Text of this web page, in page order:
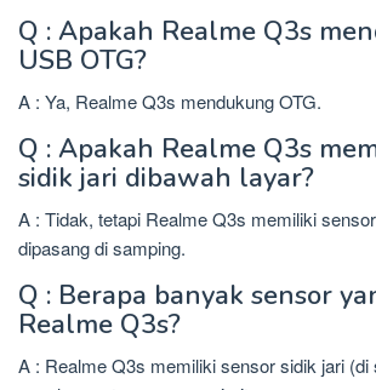
Q : Apakah Realme Q3s
USB OTG?
A : Ya, Realme Q3s mendukung OTG.
Q : Apakah Realme Q3s
sidik jari dibawah layar?
A : Tidak, tetapi Realme Q3s memiliki
dipasang di samping.
Q : Berapa banyak sensor
Realme Q3s?
A : Realme Q3s memiliki sensor sidik jari (di